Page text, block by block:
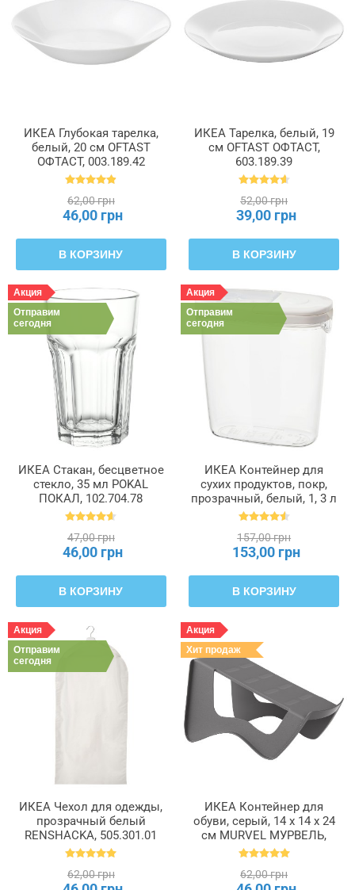
ИКЕА Глубокая тарелка,
белый, 20 см OFTAST
ОФТАСТ, 003.189.42
62,00 грн
46,00 грн
В КОРЗИНУ
ИКЕА Тарелка, белый, 19
см OFTAST ОФТАСТ,
603.189.39
52,00 грн
39,00 грн
В КОРЗИНУ
Акция
Отправим
сегодня
ИКЕА Стакан, бесцветное
стекло, 35 мл POKAL
ПОКАЛ, 102.704.78
47,00 грн
46,00 грн
В КОРЗИНУ
Акция
Отправим
сегодня
ИКЕА Контейнер для
сухих продуктов, покр,
прозрачный, белый, 1, 3 л
IKEA 365+, 800.667.23
157,00 грн
153,00 грн
В КОРЗИНУ
Акция
Отправим
сегодня
ИКЕА Чехол для одежды,
прозрачный белый
RENSHACKA, 505.301.01
62,00 грн
Акция
Хит продаж
ИКЕА Контейнер для
обуви, серый, 14 x 14 x 24
см MURVEL МУРВЕЛЬ,
204.348.32
62,00 грн